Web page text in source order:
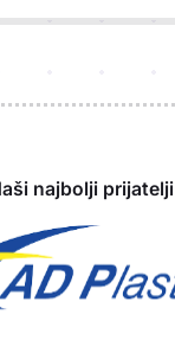
najbolji prijatelji